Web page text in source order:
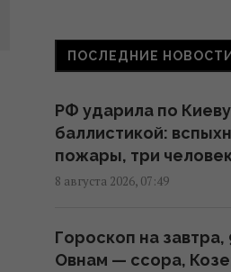
8 августа:
сегодня, что нужно
06:30 суббота, 08 августа 2026
Поражают
06:27 суббота, 08 августа 2026
ПОСЛЕДНИЕ НОВОСТИ
РФ ударила по
баллистикой:
пожары, три
8 августа 2026, 07:49
Гороскоп на завтра,
Овнам — ссора,